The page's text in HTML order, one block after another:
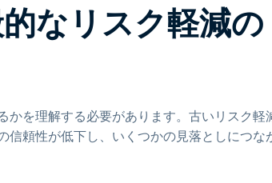
なリスク軽減の
かを理解する必要があります。古いリスク軽
信頼性が低下し、いくつかの見落としにつな